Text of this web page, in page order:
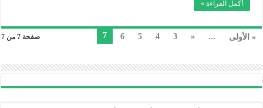
أكمل القراءة »
صفحة 7 من 7 « الأولى ...
«
3
4
5
6
7